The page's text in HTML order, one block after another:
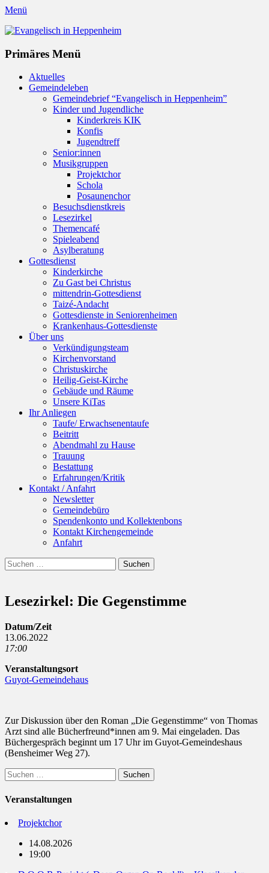
Menü
Evangelisch in Heppenheim
Primäres Menü
Zum
Inhalt
Aktuelles
Gemeindeleben
Gemeindebrief “Evangelisch in Heppenheim”
Kinder und Jugendliche
Kinderkreis KIK
Konfis
Jugendtreff
Senior:innen
Musikgruppen
Projektchor
Schola
Posaunenchor
Besuchsdienstkreis
Lesezirkel
Themencafé
Spieleabend
Asylberatung
Gottesdienst
Kinderkirche
Zu Gast bei Christus
mittendrin-Gottesdienst
Taizé-Andacht
Gottesdienste in Seniorenheimen
Krankenhaus-Gottesdienste
Über uns
Verkündigungsteam
Kirchenvorstand
Christuskirche
Heilig-Geist-Kirche
Gebäude und Räume
Unsere KiTas
Ihr Anliegen
Taufe/ Erwachsenentaufe
Beitritt
Abendmahl zu Hause
Trauung
Bestattung
Erfahrungen/Kritik
Kontakt / Anfahrt
Newsletter
Gemeindebüro
Spendenkonto und Kollektenbons
Kontakt Kirchengemeinde
Anfahrt
Suchen
Suchen
nach:
Lesezirkel: Die Gegenstimme
Datum/Zeit
13.06.2022
17:00
Veranstaltungsort
Guyot-Gemeindehaus
Zur Diskussion über den Roman „Die Gegenstimme“ von Thomas
Arzt sind alle Bücherfreund*innen am 9. Mai eingeladen. Das
Büchergespräch beginnt um 17 Uhr im Guyot-Gemeindeshaus
(Bensheimer Weg 27).
Suchen
nach:
Veranstaltungen
Projektchor
14.08.2026
19:00